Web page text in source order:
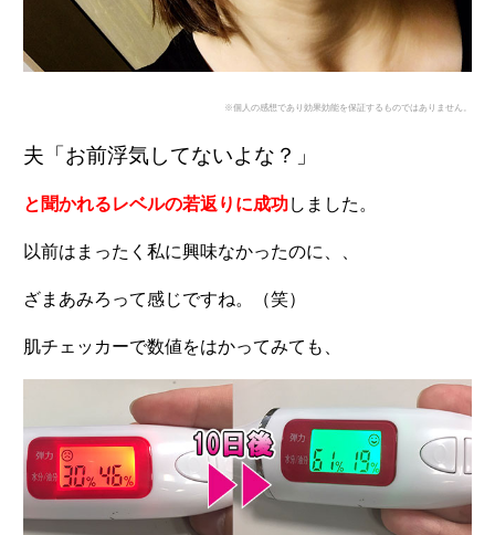
※個人の感想であり効果効能を保証するものではありません。
夫「お前浮気してないよな？」
と聞かれるレベルの若返りに成功しました。
以前はまったく私に興味なかったのに、、
ざまあみろって感じですね。（笑）
肌チェッカーで数値をはかってみても、